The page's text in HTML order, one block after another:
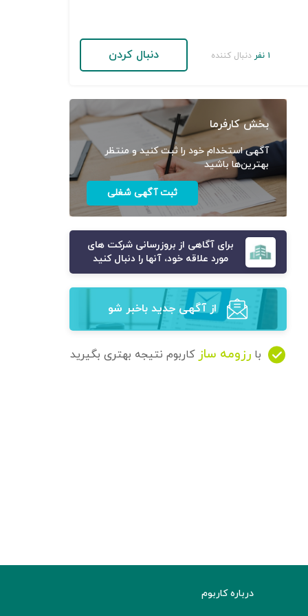
۱ نفر دنبال کننده دنبال کردن
بخش کارفرما
آگهی استخدام خود را ثبت کنید و منتظر
بهترین‌ها باشید
ثبت آگهی شغلی
برای آگاهی از بروزرسانی شرکت های
مورد علاقه خود، آنها را دنبال کنید
از آگهی‌ جدید باخبر شو
با رزومه ساز کاربوم نتیجه بهتری بگیرید
درباره کاربوم